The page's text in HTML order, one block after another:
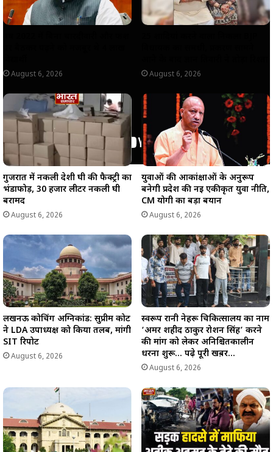
August 6, 2026 August 6, 2026
गुजरात में नकली देशी घी की फैक्ट्री का
भंडाफोड़, 30 हजार लीटर नकली घी
बरामद
August 6, 2026
युवाओं की आकांक्षाओं के अनुरूप
बनेगी प्रदेश की नई एकीकृत युवा नीति,
CM योगी का बड़ा बयान
August 6, 2026
लखनऊ कोचिंग अग्निकांड: सुप्रीम कोर्ट
ने LDA उपाध्यक्ष को किया तलब, मांगी
SIT रिपोर्ट
August 6, 2026
स्वरूप रानी नेहरू चिकित्सालय का नाम
‘अमर शहीद ठाकुर रोशन सिंह’ करने
की मांग को लेकर अनिश्चितकालीन
धरना शुरू… पढ़े पूरी खब़र…
August 6, 2026